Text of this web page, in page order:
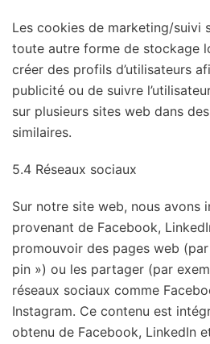
Les cookies de marketing/suivi
toute autre forme de stockage
créer des profils d’utilisateurs
publicité ou de suivre
sur plusieurs sites web dans
similaires.
5.4 Réseaux sociaux
Sur notre site web, nous avons
provenant de Facebook,
promouvoir des pages web
pin ») ou les partager (par
réseaux sociaux comme
Instagram. Ce contenu est
obtenu de Facebook, LinkedIn